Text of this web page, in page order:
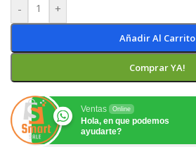
- +
Añadir Al Carrito
Comprar YA!
Ventas Online
Hola, en que podemos
ayudarte?